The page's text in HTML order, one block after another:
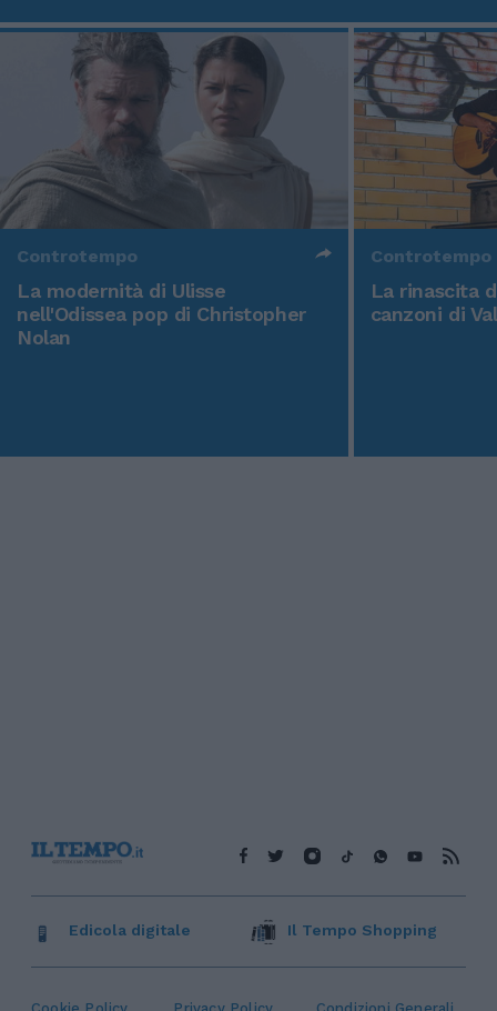
Controtempo
La modernità di Ulisse
nell'Odissea pop di Christopher
Nolan
Controtempo
La rinascita
canzoni di
Edicola digitale Il Tempo Shopping